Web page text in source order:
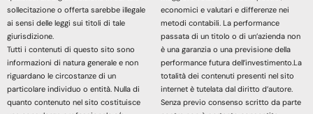
sollecitazione o offerta sarebbe illegale
ai sensi delle leggi sui titoli di tale
giurisdizione.
Tutti i contenuti di questo sito sono
informazioni di natura generale e non
riguardano le circostanze di un
particolare individuo o entità. Nulla di
quanto contenuto nel sito costituisce
economici e valutari e differenze nei
metodi contabili. La performance
passata di un titolo o di un’azienda non
è una garanzia o una previsione della
performance futura dell’investimento.La
totalità dei contenuti presenti nel sito
internet è tutelata dal diritto d’autore.
Senza previo consenso scritto da parte